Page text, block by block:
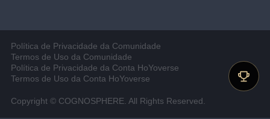
Política de Privacidade da Comunidade
Termos de Uso da Comunidade
Política de Privacidade da Conta HoYoverse
Termos de Uso da Conta HoYoverse
Copyright © COGNOSPHERE. All Rights Reserved.